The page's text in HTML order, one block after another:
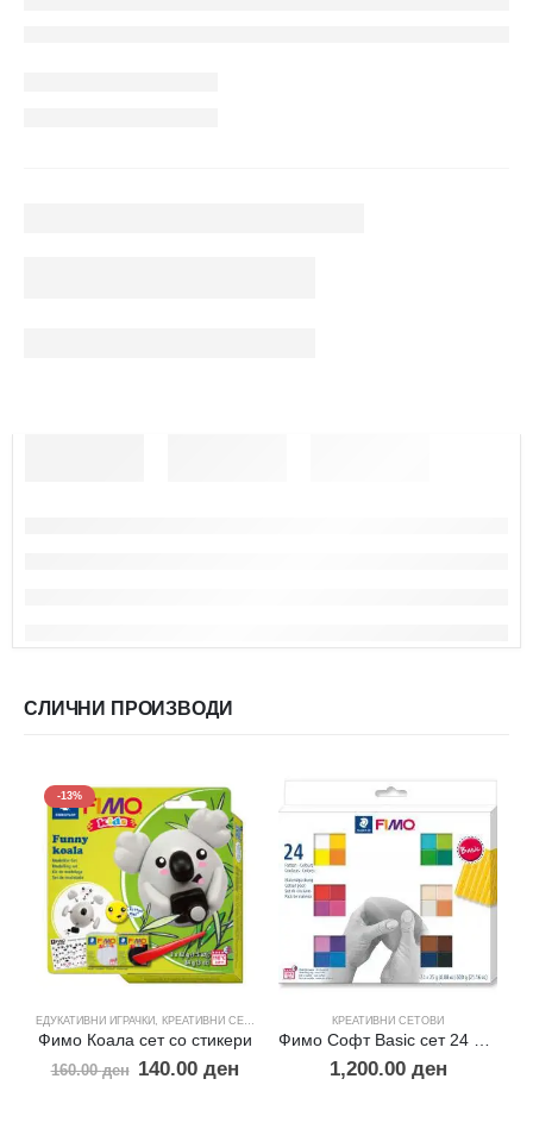
СЛИЧНИ ПРОИЗВОДИ
-13%
ЕДУКАТИВНИ ИГРАЧКИ , КРЕАТИВНИ СЕТОВИ
Фимо Коала сет со стикери
160.00ден 140.00ден
КРЕАТИВНИ СЕТОВИ
Фимо Софт Basic сет 24 нијанси
1,200.00 ден